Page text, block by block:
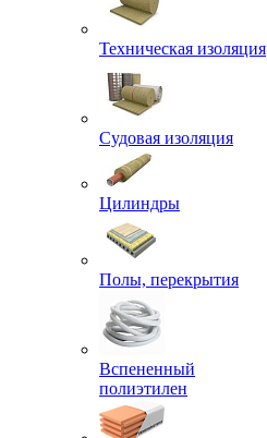
Техническая изоляция
Судовая изоляция
Цилиндры
Полы, перекрытия
Вспененный
полиэтилен